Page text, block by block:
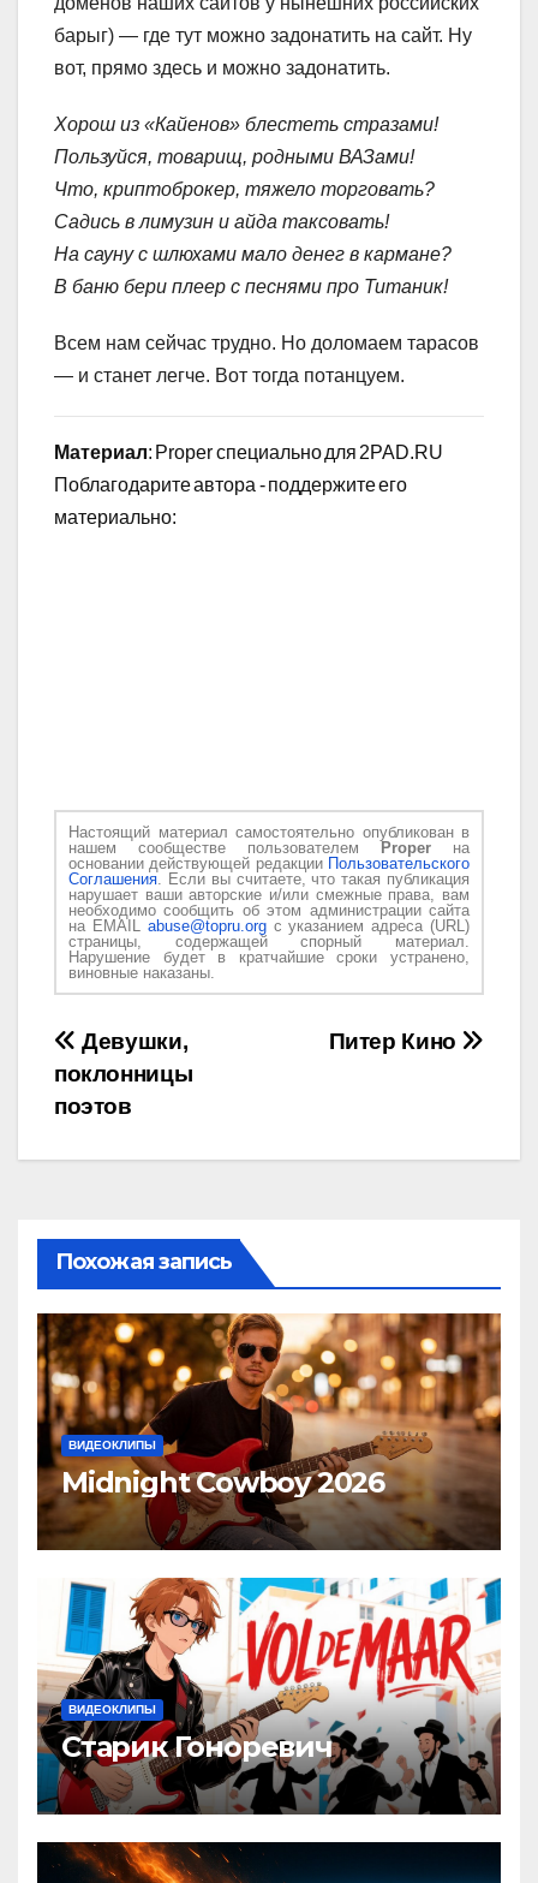
барыг) — где тут можно задонатить на сайт. Ну
вот, прямо здесь и можно задонатить.
Хорош из «Кайенов» блестеть стразами!
Пользуйся, товарищ, родными ВАЗами!
Что, криптоброкер, тяжело торговать?
Садись в лимузин и айда таксовать!
На сауну с шлюхами мало денег в кармане?
В баню бери плеер с песнями про Титаник!
Всем нам сейчас трудно. Но доломаем тарасов
— и станет легче. Вот тогда потанцуем.
Материал: Proper специально для 2PAD.RU
Поблагодарите автора - поддержите его
материально:
Настоящий материал самостоятельно опубликован в
нашем сообществе пользователемProper на
основании действующей редакции Пользовательского
Соглашения. Если вы считаете, что такая публикация
нарушает ваши авторские и/или смежные права, вам
необходимо сообщить об этом администрации сайта
на EMAIL abuse@topru.orgс указанием адреса (URL)
страницы, содержащей спорный материал.
Нарушение будет в кратчайшие сроки устранено,
виновные наказаны.
Навигация
по
записям
Питер Кино
Девушки,
поклонницы
поэтов
Похожая запись
ВИДЕОКЛИПЫ
Midnight Cowboy 2026
ВИДЕОКЛИПЫ
Старик Гоноревич